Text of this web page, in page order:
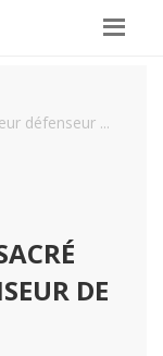
défenseur ...
DE